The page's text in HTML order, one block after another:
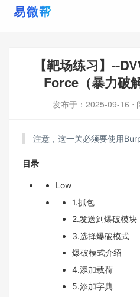
【靶场练习】--
Force（暴力破
发布于： 2025-09-16 ⋅
注意，这一关必须要使用
目录
Low
1.抓包
2.发送到爆破模块
3.选择爆破模式
爆破模式介绍
4.添加载荷
5.添加字典